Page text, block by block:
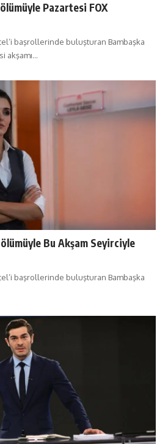
Pazartesi FOX
başrollerinde buluşturan Bambaşka
akşamı…
Bu Akşam Seyirciyle
başrollerinde buluşturan Bambaşka